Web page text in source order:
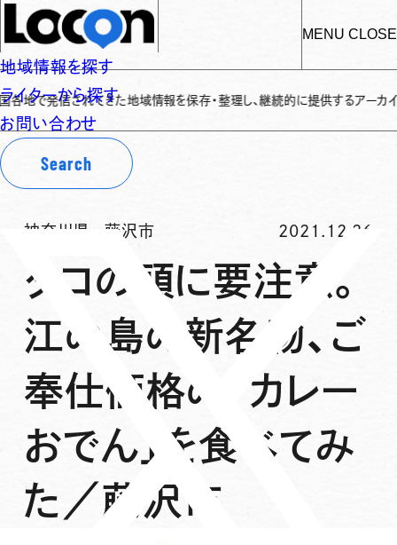
MENU CLOSE
地域情報を探す
ライターから探す
お問い合わせ
Search
れてきた地域情報を保存・整理し、継続的に提供するアーカイブサイトです
神奈川県 藤沢市 2021.12.26
タコの頭に要注意。
江の島の新名物、ご
奉仕価格の「カレー
おでん」を食べてみ
た／藤沢市